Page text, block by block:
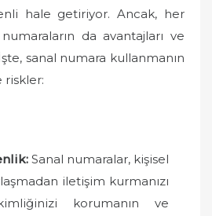
hale getiriyor. Ancak, her
da avantajları ve
sanal numara kullanmanın
riskler:
Sanal numaralar, kişisel
iletişim kurmanızı
korumanın ve